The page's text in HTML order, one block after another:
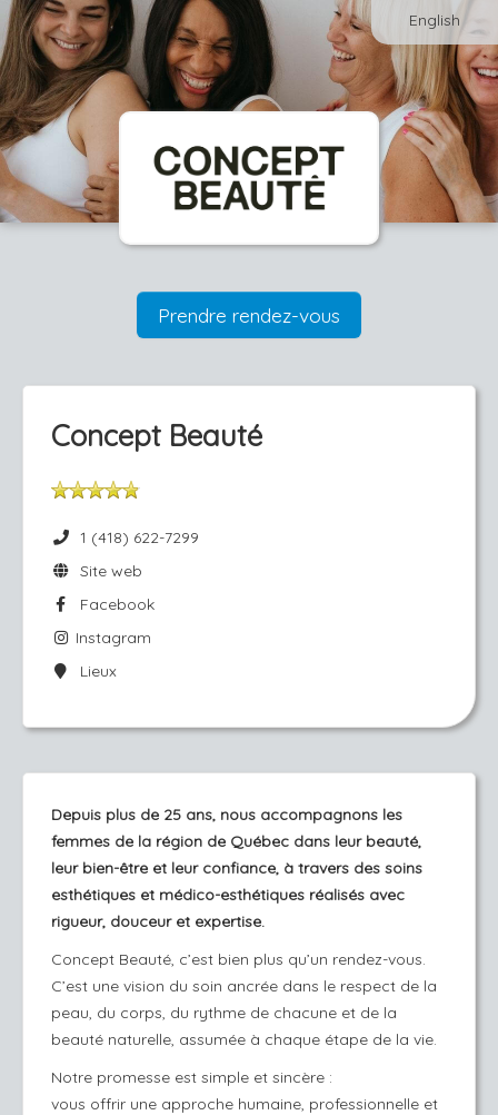
English
Prendre rendez-vous
Concept Beauté
1 (418) 622-7299
Site web
Facebook
Instagram
Lieux
Depuis plus de 25 ans, nous accompagnons les
femmes de la région de Québec dans leur beauté,
leur bien-être et leur confiance, à travers des soins
esthétiques et médico-esthétiques réalisés avec
rigueur, douceur et expertise.
Concept Beauté, c’est bien plus qu’un rendez-vous.
C’est une vision du soin ancrée dans le respect de la
peau, du corps, du rythme de chacune et de la
beauté naturelle, assumée à chaque étape de la vie.
Notre promesse est simple et sincère :
vous offrir une approche humaine, professionnelle et